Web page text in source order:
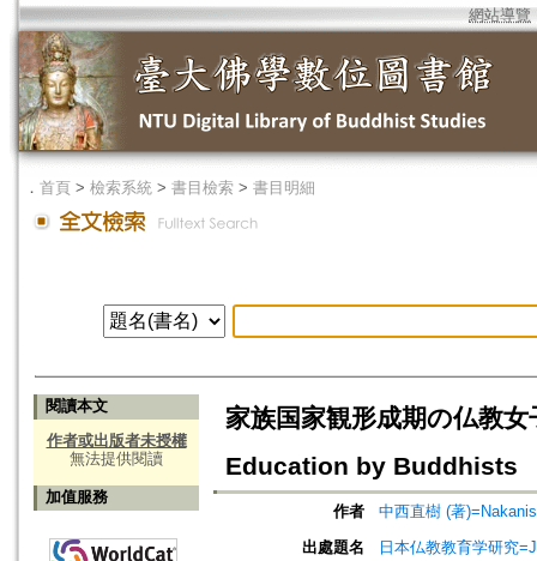
網站導覽
． 首頁 > 檢索系統 > 書目檢索 > 書目明細
閱讀本文
作者或出版者未授權
無法提供閱讀
加值服務
家族国家観形成期の仏教
Education by Buddhists
作者
中西直樹 (著
出處題名
日本仏教教育学研究